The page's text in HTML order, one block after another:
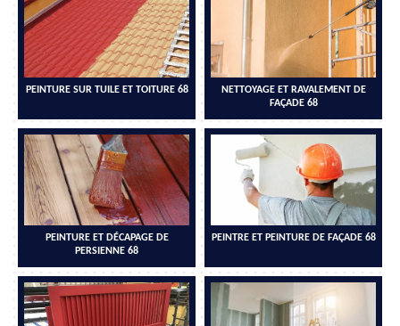
PEINTURE SUR TUILE ET TOITURE 68
NETTOYAGE ET RAVALEMENT DE
FAÇADE 68
PEINTURE ET DÉCAPAGE DE
PERSIENNE 68
PEINTRE ET PEINTURE DE FAÇADE 68